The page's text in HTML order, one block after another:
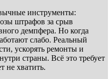
инструменты:
штрафов за срыв
демпфера. Но когда
слабо. Реальный
ускорять ремонты и
страны. Всё это требует
не хватить.